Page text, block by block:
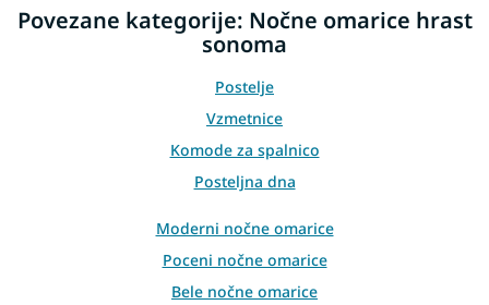
n
g
o
n
t
r
o
l
Povezane kategorije: Nočne omarice hrast
sonoma
Postelje
Vzmetnice
Komode za spalnico
Posteljna dna
Moderni nočne omarice
Poceni nočne omarice
Bele nočne omarice